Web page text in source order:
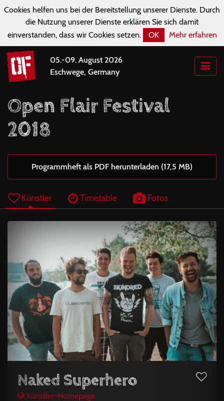
Cookies helfen uns bei der Bereitstellung unserer Dienste. Durch
die Nutzung unserer Dienste erklären Sie sich damit
einverstanden, dass wir Cookies setzen.
OK Mehr erfahren
05.-09. August 2026
Eschwege, Germany
Open Flair Festival
2018
Programmheft als PDF herunterladen (17,5 MB)
Künstler Timetable Fotos
Naked Superhero
Künstler-Homepage